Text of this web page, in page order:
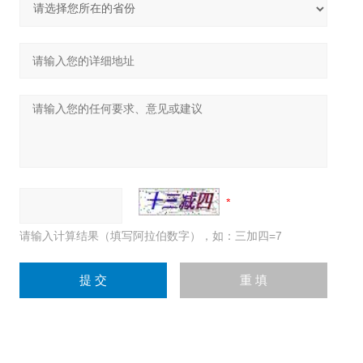
请输入计算结果（填写阿拉伯数字），如：三加四=7